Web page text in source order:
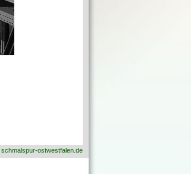
schmalspur-ostwestfalen.de